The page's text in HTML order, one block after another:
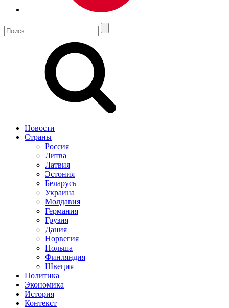
Новости
Страны
Россия
Литва
Латвия
Эстония
Беларусь
Украина
Молдавия
Германия
Грузия
Дания
Норвегия
Польша
Финляндия
Швеция
Политика
Экономика
История
Контекст